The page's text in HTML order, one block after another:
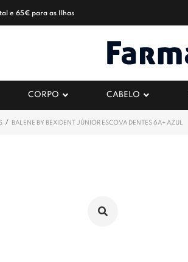
e 65€ para as Ilhas
CORPO CABELO
/ BALENE BY BEXIDENT JÚNIOR ESCOVA DENTES 6A+ AZUL